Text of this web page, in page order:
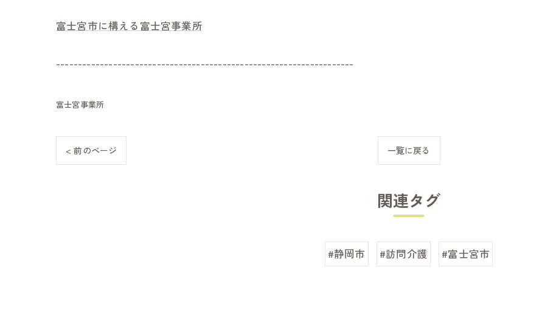
富士宮市に構える富士宮事業所
--------------------------------------------------------------------
富士宮事業所
< 前のページ 一覧に戻る
関連タグ
#静岡市 #訪問介護 #富士宮市